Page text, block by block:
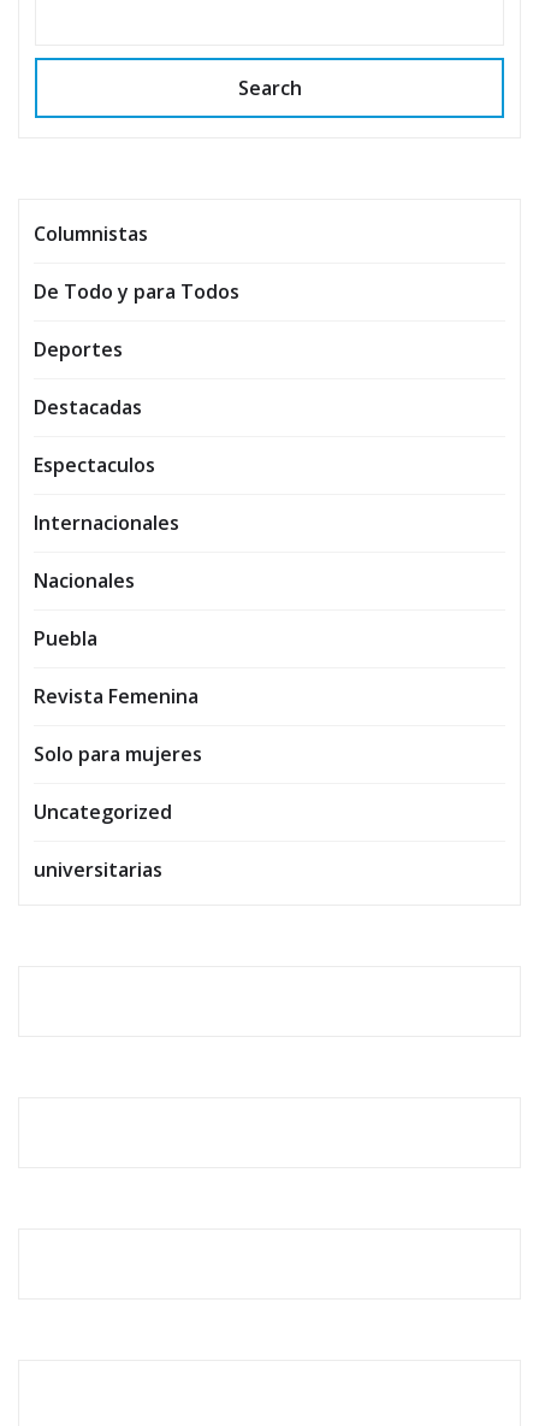
Search
Columnistas
De Todo y para Todos
Deportes
Destacadas
Espectaculos
Internacionales
Nacionales
Puebla
Revista Femenina
Solo para mujeres
Uncategorized
universitarias